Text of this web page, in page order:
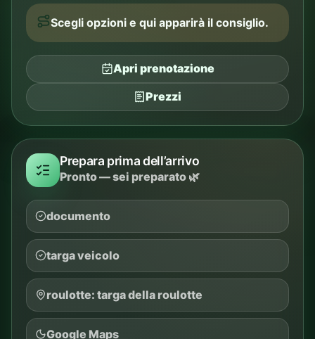
Scegli opzioni e qui apparirà il consiglio.
Apri prenotazione
Prezzi
Prepara prima dell’arrivo
Pronto — sei preparato 🌿
documento
targa veicolo
roulotte: targa della roulotte
Google Maps